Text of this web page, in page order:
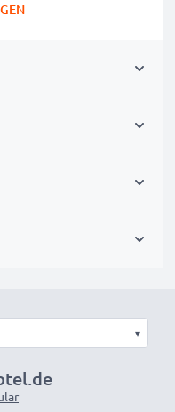
Fotosessions
hohe Effizienz
geprüft, um
zu
▾